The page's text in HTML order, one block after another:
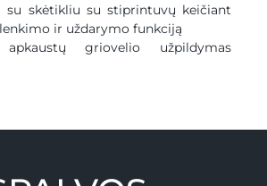
su skėtikliu su stiprintuvų keičiant
ir uždarymo funkciją
griovelio užpildymas